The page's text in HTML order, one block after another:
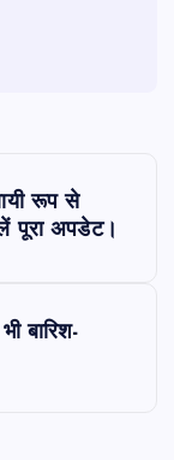
रूप से
लें पूरा अपडेट।
बारिश-